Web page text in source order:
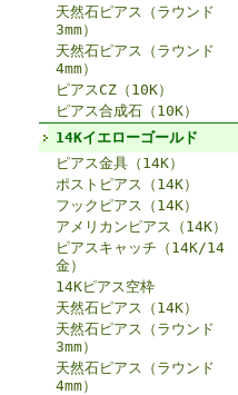
天然石ピアス（ラウンド
3mm）
天然石ピアス（ラウンド
4mm）
ピアスCZ（10K）
ピアス合成石（10K）
14Kイエローゴールド
ピアス金具（14K）
ポストピアス（14K）
フックピアス（14K）
アメリカンピアス（14K）
ピアスキャッチ（14K/14
金）
14Kピアス空枠
天然石ピアス（14K）
天然石ピアス（ラウンド
3mm）
天然石ピアス（ラウンド
4mm）